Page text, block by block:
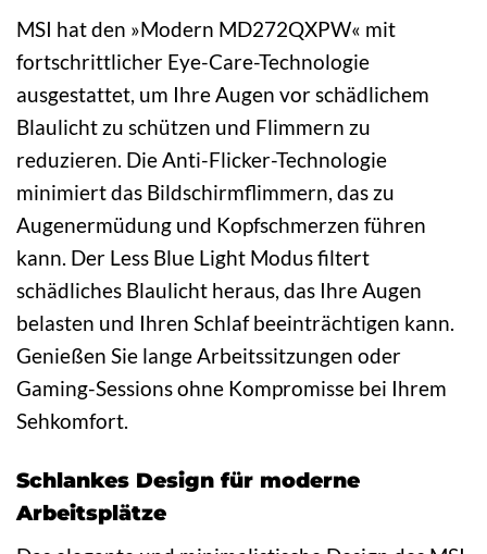
MSI hat den »Modern MD272QXPW« mit
fortschrittlicher Eye-Care-Technologie
ausgestattet, um Ihre Augen vor schädlichem
Blaulicht zu schützen und Flimmern zu
reduzieren. Die Anti-Flicker-Technologie
minimiert das Bildschirmflimmern, das zu
Augenermüdung und Kopfschmerzen führen
kann. Der Less Blue Light Modus filtert
schädliches Blaulicht heraus, das Ihre Augen
belasten und Ihren Schlaf beeinträchtigen kann.
Genießen Sie lange Arbeitssitzungen oder
Gaming-Sessions ohne Kompromisse bei Ihrem
Sehkomfort.
Schlankes Design für moderne
Arbeitsplätze